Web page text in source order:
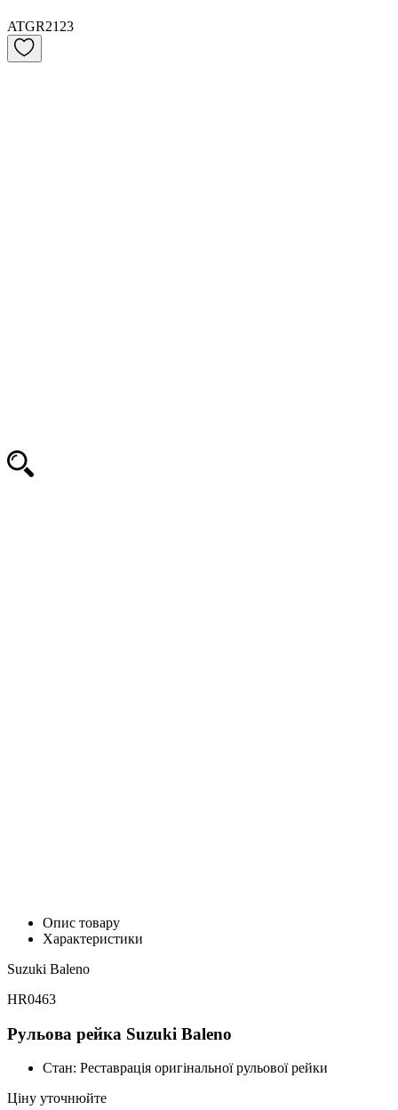
ATGR2123
Опис товару
Характеристики
Suzuki Baleno
HR0463
Рульова рейка Suzuki Baleno
Стан: Реставрація оригінальної рульової рейки
Ціну уточнюйте